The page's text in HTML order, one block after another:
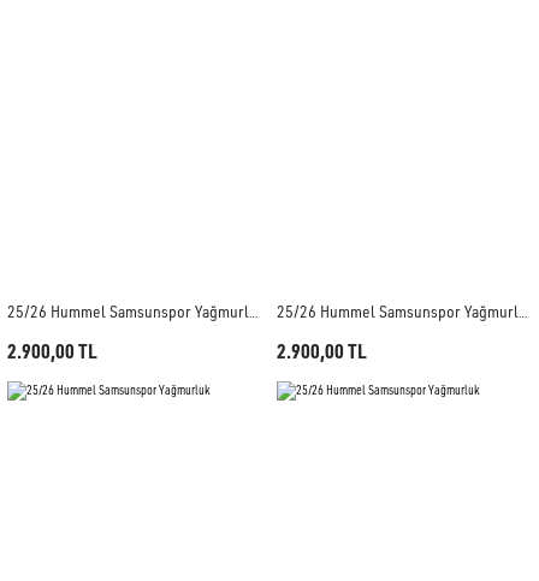
25/26 Hummel Samsunspor Yağmurluk
2.900,00 TL
25/26 Hummel Samsunspor Yağmurluk
2.900,00 TL